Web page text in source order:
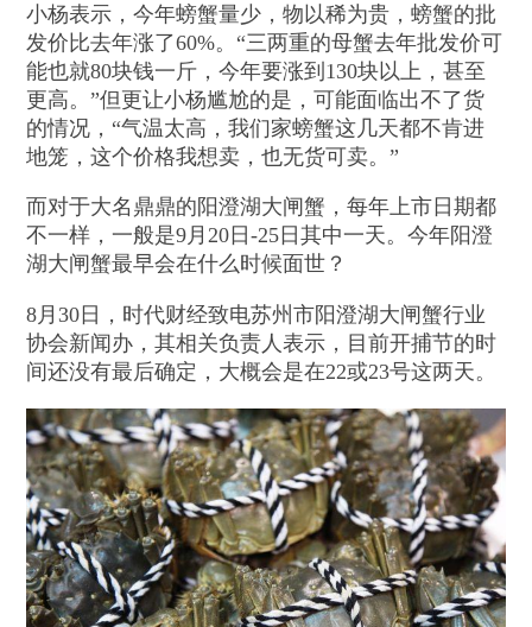
小杨表示，今年螃蟹量少，物以稀为贵，螃蟹的批
发价比去年涨了60%。“三两重的母蟹去年批发价可
能也就80块钱一斤，今年要涨到130块以上，甚至
更高。”但更让小杨尴尬的是，可能面临出不了货
的情况，“气温太高，我们家螃蟹这几天都不肯进
地笼，这个价格我想卖，也无货可卖。”
而对于大名鼎鼎的阳澄湖大闸蟹，每年上市日期都
不一样，一般是9月20日-25日其中一天。今年阳澄
湖大闸蟹最早会在什么时候面世？
8月30日，时代财经致电苏州市阳澄湖大闸蟹行业
协会新闻办，其相关负责人表示，目前开捕节的时
间还没有最后确定，大概会是在22或23号这两天。